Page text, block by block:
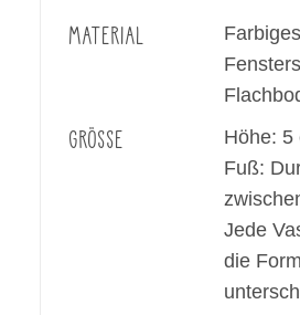
MATERIAL
GRÖSSE
Höhe: 5
Fuß:
Jede
die